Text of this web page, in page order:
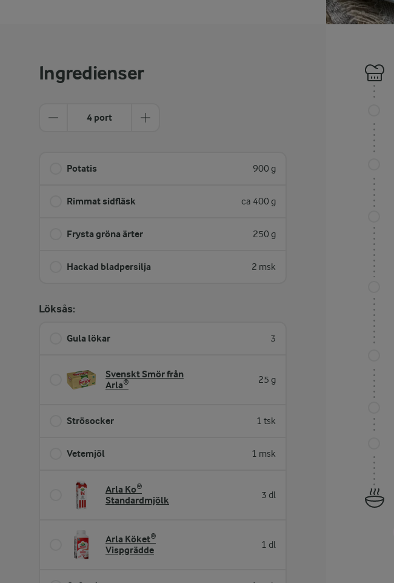
Ingredienser
4 port
Potatis 900 g
Rimmat sidfläsk ca 400 g
Frysta gröna ärter 250 g
Hackad bladpersilja 2 msk
Löksås:
Gula lökar 3
Svenskt Smör från
Arla®
25 g
Strösocker 1 tsk
Vetemjöl 1 msk
Arla Ko®
Standardmjölk
3 dl
Arla Köket®
Vispgrädde
1 dl